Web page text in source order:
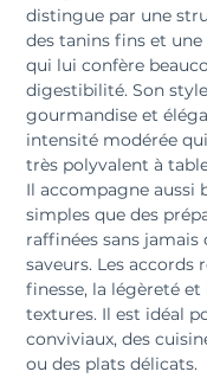
distingue par une
des tanins fins et
qui lui confère
digestibilité. Son
gourmandise et
intensité modérée
très polyvalent à
Il accompagne aussi
simples que des
raffinées sans jamais
saveurs. Les accords
finesse, la légèreté et
textures. Il est idéal
conviviaux, des
ou des plats délicats.